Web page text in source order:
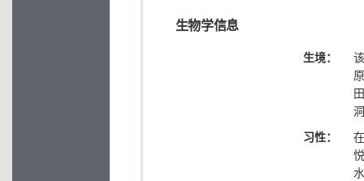
生物学信息
生境：
习性：